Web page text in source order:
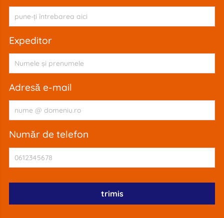
expeditor
adresă e-mail
număr de telefon